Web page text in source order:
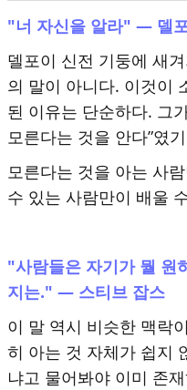
"너 자신을 알라" — 델
델포이 신전 기둥에 새
의 말이 아니다. 이것이
된 이유는 단순하다. 그
모른다는 것을 안다”였
모른다는 것을 아는 사
수 있는 사람만이 배울
"사람들은 자기가 뭘 원
지는." — 스티브 잡스
이 말 역시 비슷한 맥락
히 아는 것 자체가 쉽지
냐고 물어봐야 이미 존